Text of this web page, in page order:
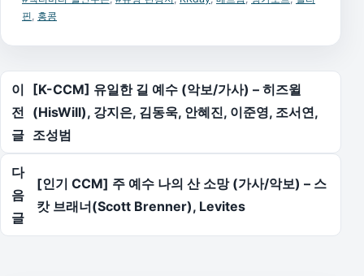
핀 홍콩
글 탐색
이
전
글
[K-CCM] 유일한 길 예수 (악보/가사) – 히즈윌
(HisWill), 강지은, 김동욱, 안혜진, 이준영, 조서연,
조성범
다
음
글
[인기 CCM] 주 예수 나의 산 소망 (가사/악보) – 스
캇 브래너(Scott Brenner), Levites